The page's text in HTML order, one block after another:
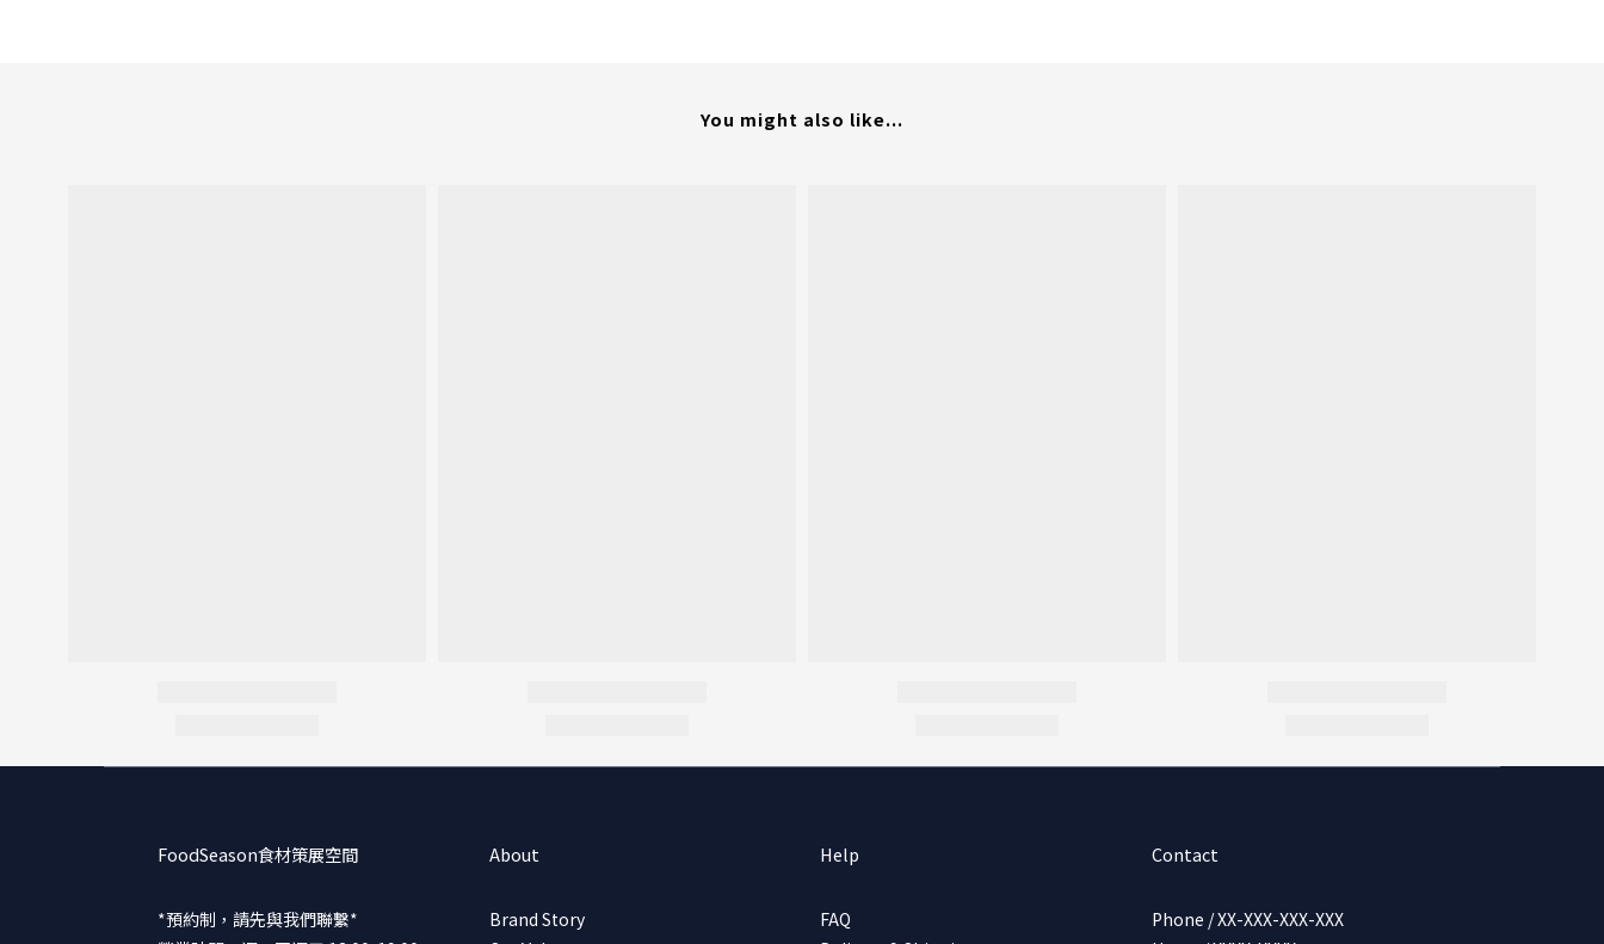
You might also like...
FoodSeason食材策展空間
*預約制，請先與我們聯繫*
About
Brand Story
Help
FAQ
Contact
Phone / XX-XXX-XXX-XXX